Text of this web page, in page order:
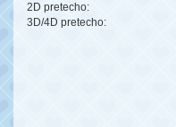
2D pretecho:
3D/4D pretecho: